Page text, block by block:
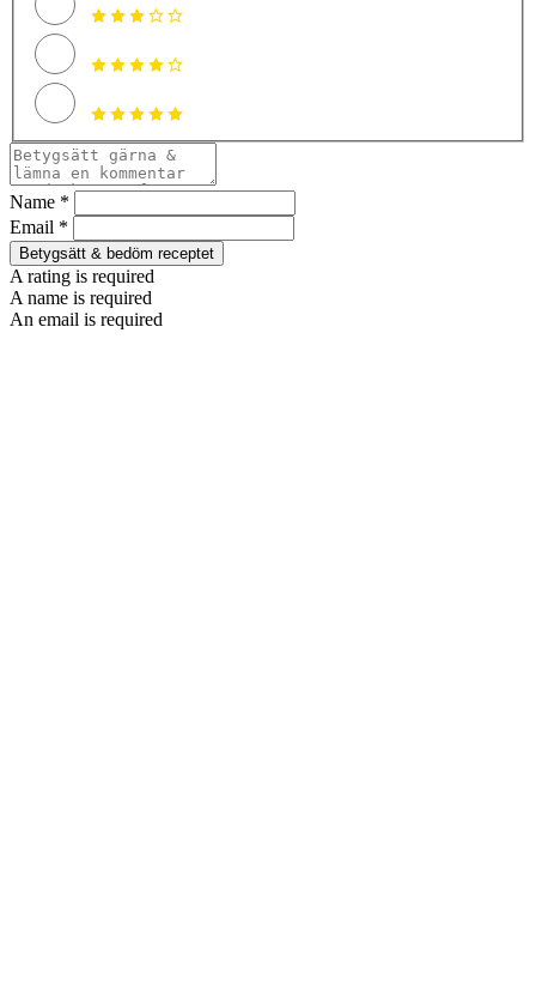
Name *
Email *
Betygsätt & bedöm receptet
A rating is required
A name is required
An email is required